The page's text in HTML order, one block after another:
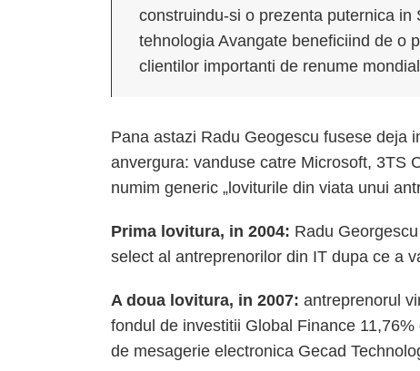
construindu-si o prezenta puternica in
tehnologia Avangate beneficiind de o
clientilor importanti de renume
Pana astazi Radu Geogescu fusese deja
anvergura: vanduse catre Microsoft, 3TS
numim generic „loviturile din viata unui
Prima lovitura, in 2004: Radu
select al antreprenorilor din IT dupa ce a
A doua lovitura, in 2007: antreprenorul
fondul de investitii Global Finance
de mesagerie electronica Gecad